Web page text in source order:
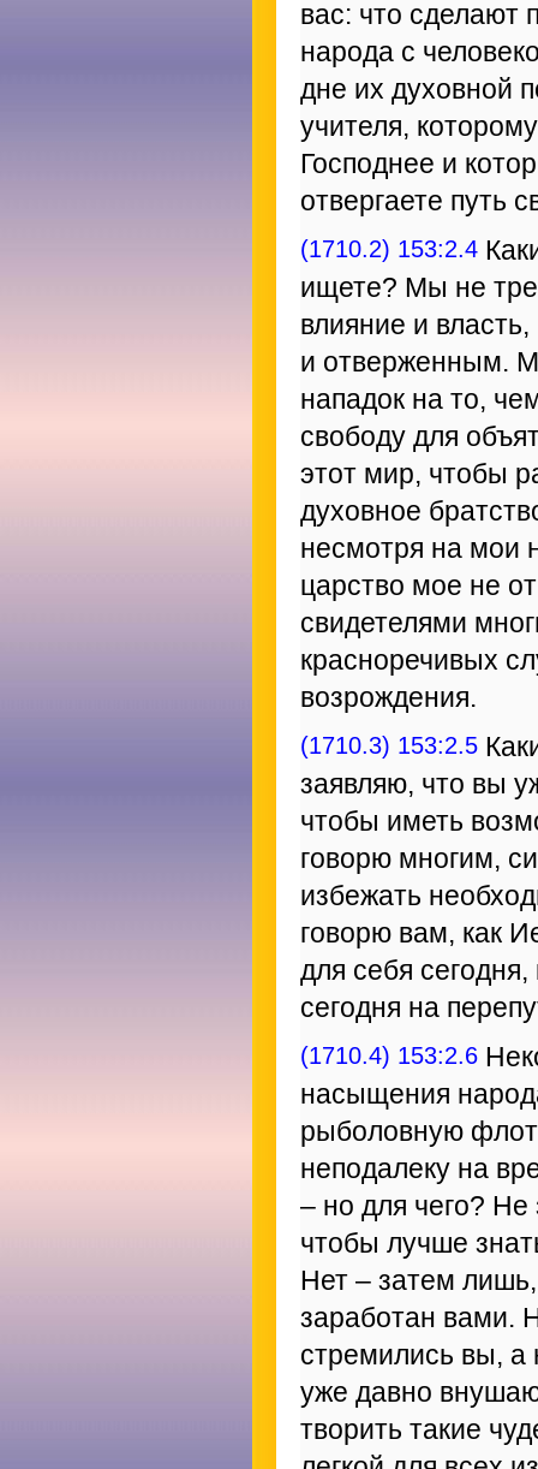
вас: что сделают
народа с
дне их духовной
учителя,
Господнее и
отвергаете путь
(1710.2) 153:2.4
ищете? Мы не
влияние и
и отверженным.
нападок на то,
свободу для
этот мир, чтобы
духовное
несмотря на мои
царство мое не
свидетелями
красноречивых
возрождения.
(1710.3) 153:2.5
заявляю, что вы
чтобы иметь
говорю многим,
избежать
говорю вам, как
для себя
сегодня на
(1710.4) 153:2.6
насыщения
рыболовную
неподалеку на
– но для чего? Не
чтобы лучше
Нет – затем
заработан вами.
стремились вы,
уже давно
творить такие